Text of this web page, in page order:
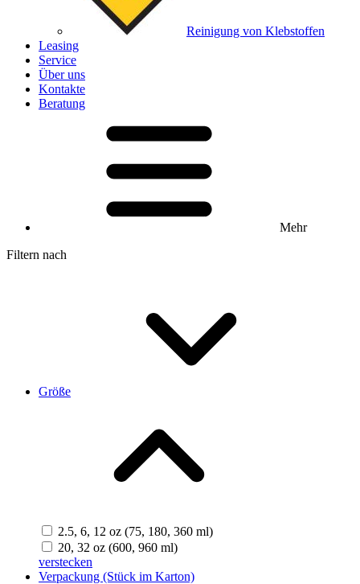
Reinigung von Klebstoffen
Leasing
Service
Über uns
Kontakte
Beratung
Mehr
Filtern nach
Größe
2.5, 6, 12 oz (75, 180, 360 ml)
20, 32 oz (600, 960 ml)
verstecken
Verpackung (Stück im Karton)